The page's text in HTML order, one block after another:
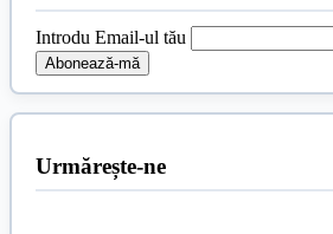
Introdu Email-ul tău
Urmărește-ne